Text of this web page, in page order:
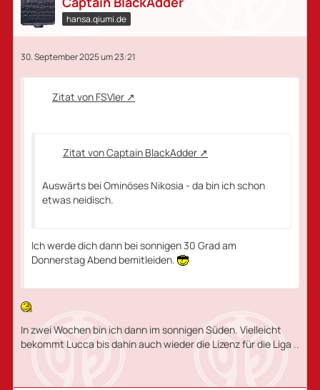
hansa.qiumi.de
30. September 2025 um 23:21
Zitat von FSVler
Zitat von Captain BlackAdder
Auswärts bei Ominöses Nikosia - da bin ich schon
etwas neidisch.
Ich werde dich dann bei sonnigen 30 Grad am
Donnerstag Abend bemitleiden.
In zwei Wochen bin ich dann im sonnigen Süden. Vielleicht
bekommt Lucca bis dahin auch wieder die Lizenz für die Liga ..